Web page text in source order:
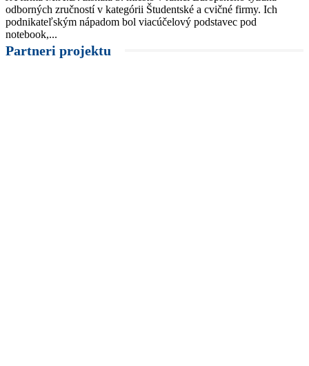
odborných zručností v kategórii Študentské a cvičné firmy. Ich
podnikateľským nápadom bol viacúčelový podstavec pod
notebook,...
Partneri projektu